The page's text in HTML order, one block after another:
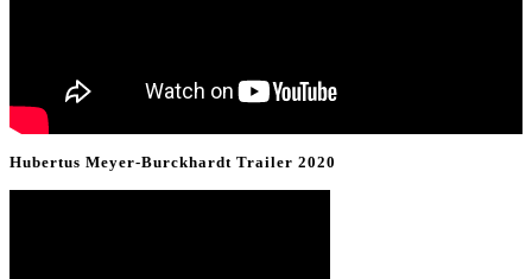
Hubertus Meyer-Burckhardt Trailer 2020